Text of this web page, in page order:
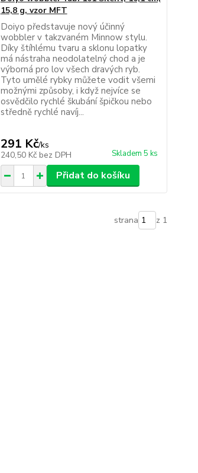
15,8 g, vzor MFT
Doiyo představuje nový účinný
wobbler v takzvaném Minnow stylu.
Díky štíhlému tvaru a sklonu lopatky
má nástraha neodolatelný chod a je
výborná pro lov všech dravých ryb.
Tyto umělé rybky můžete vodit všemi
možnými způsoby, i když nejvíce se
osvědčilo rychlé škubání špičkou nebo
středně rychlé navíj...
291 Kč/ks
240,50 Kč bez DPH Skladem 5 ks
Přidat do košíku
strana z 1